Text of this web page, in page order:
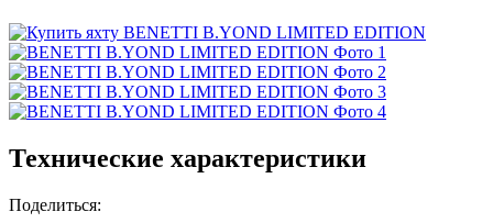
Технические характеристики
Поделиться: